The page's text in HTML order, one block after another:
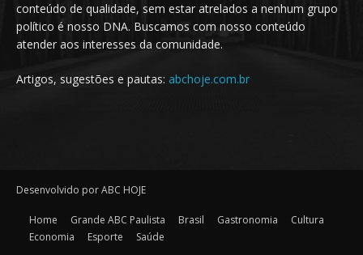
conteúdo de qualidade, sem estar atrelados a nenhum grupo
político é nosso DNA. Buscamos com nosso conteúdo
atender aos interesses da comunidade.
Artigos, sugestões e pautas: abchoje.com.br
Desenvolvido por ABC HOJE
Home Grande ABC Paulista Brasil Gastronomia
Cultura
Economia
Esporte Saúde